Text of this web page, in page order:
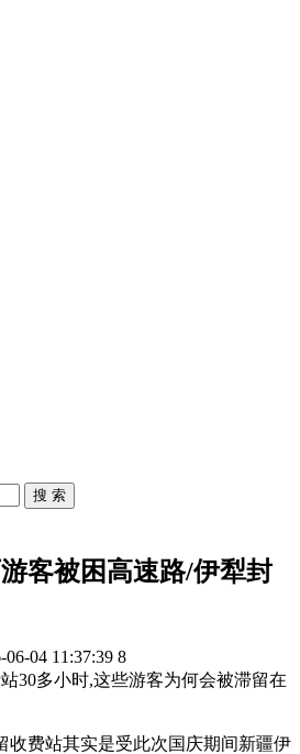
搜 索
客被困高速路/伊犁封
06-04 11:37:39 8
30多小时,这些游客为何会被滞留在
收费站其实是受此次国庆期间新疆伊